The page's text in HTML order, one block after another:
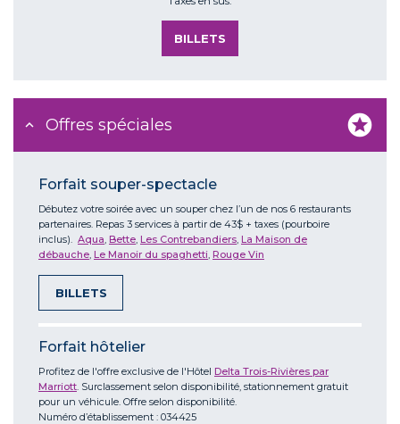
BILLETS
Offres spéciales
Forfait souper-spectacle
Débutez votre soirée avec un souper chez l’un de nos 6 restaurants
partenaires. Repas 3 services à partir de 43$ + taxes (pourboire
inclus). Aqua, Bette, Les Contrebandiers, La Maison de
débauche, Le Manoir du spaghetti, Rouge Vin
BILLETS
Forfait hôtelier
Profitez de l'offre exclusive de l'Hôtel Delta Trois-Rivières par
Marriott. Surclassement selon disponibilité, stationnement gratuit
pour un véhicule. Offre selon disponibilité.
Numéro d’établissement : 034425